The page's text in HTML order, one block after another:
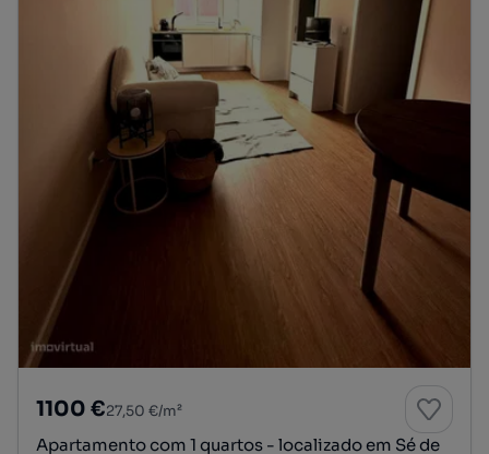
1100 €27,50 €/m²
Apartamento com 1 quartos - localizado em Sé de